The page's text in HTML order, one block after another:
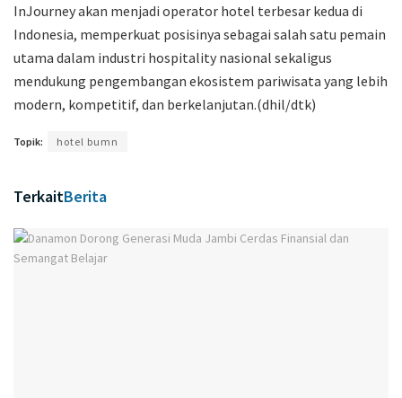
InJourney akan menjadi operator hotel terbesar kedua di
Indonesia, memperkuat posisinya sebagai salah satu pemain
utama dalam industri hospitality nasional sekaligus
mendukung pengembangan ekosistem pariwisata yang lebih
modern, kompetitif, dan berkelanjutan.(dhil/dtk)
Topik: hotel bumn
TerkaitBerita